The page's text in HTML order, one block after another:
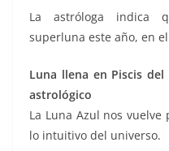
La astróloga indica
superluna este año, en
Luna llena en Piscis
astrológico
La Luna Azul nos
lo intuitivo del universo.